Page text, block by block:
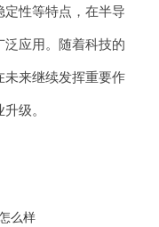
性等特点，在半导
应用。随着科技的
来继续发挥重要作
级。
么样